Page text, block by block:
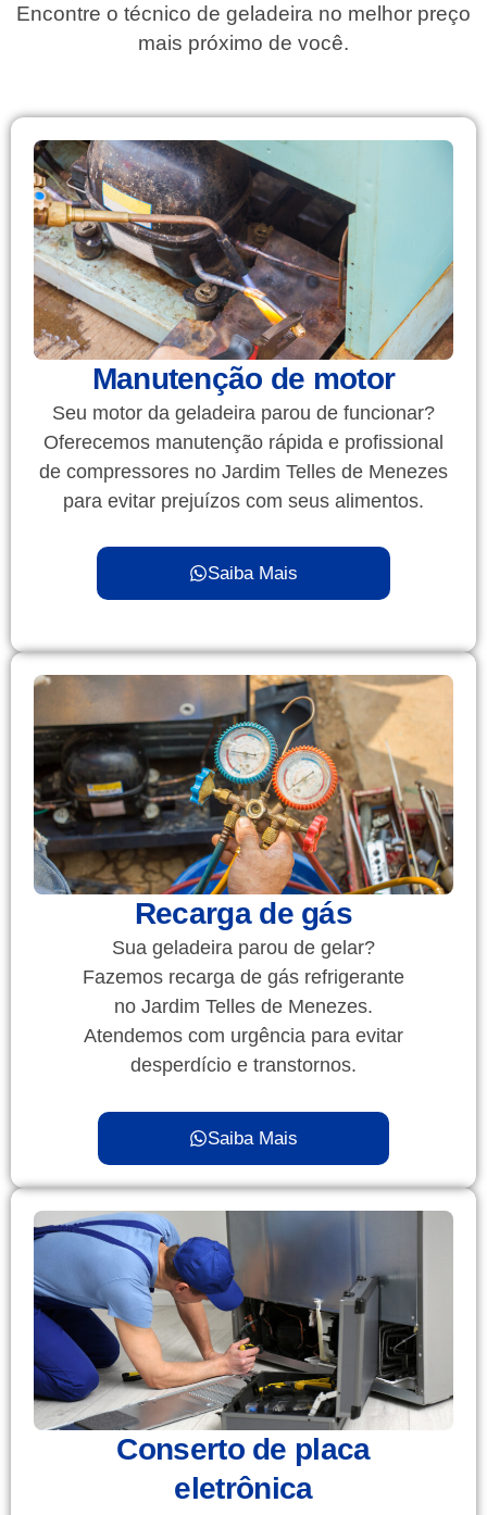
Encontre o técnico de geladeira no melhor preço
mais próximo de você.
Manutenção de motor
Seu motor da geladeira parou de funcionar?
Oferecemos manutenção rápida e profissional
de compressores no Jardim Telles de Menezes
para evitar prejuízos com seus alimentos.
Saiba Mais
Recarga de gás
Sua geladeira parou de gelar?
Fazemos recarga de gás refrigerante
no Jardim Telles de Menezes.
Atendemos com urgência para evitar
desperdício e transtornos.
Saiba Mais
Conserto de placa
eletrônica